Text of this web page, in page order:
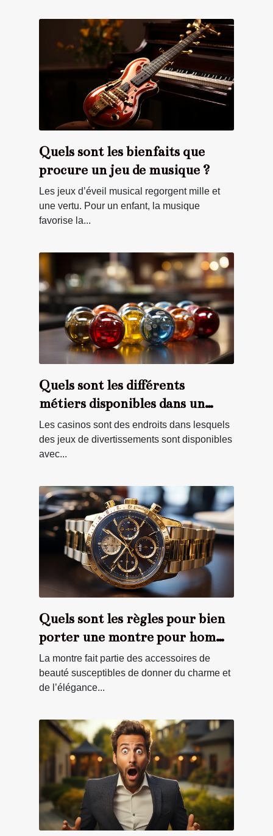
Quels sont les bienfaits que
procure un jeu de musique ?
Les jeux d’éveil musical regorgent mille et
une vertu. Pour un enfant, la musique
favorise la...
Quels sont les différents
métiers disponibles dans un
casino ?
Les casinos sont des endroits dans lesquels
des jeux de divertissements sont disponibles
avec...
Quels sont les règles pour bien
porter une montre pour homme
?
La montre fait partie des accessoires de
beauté susceptibles de donner du charme et
de l’élégance...